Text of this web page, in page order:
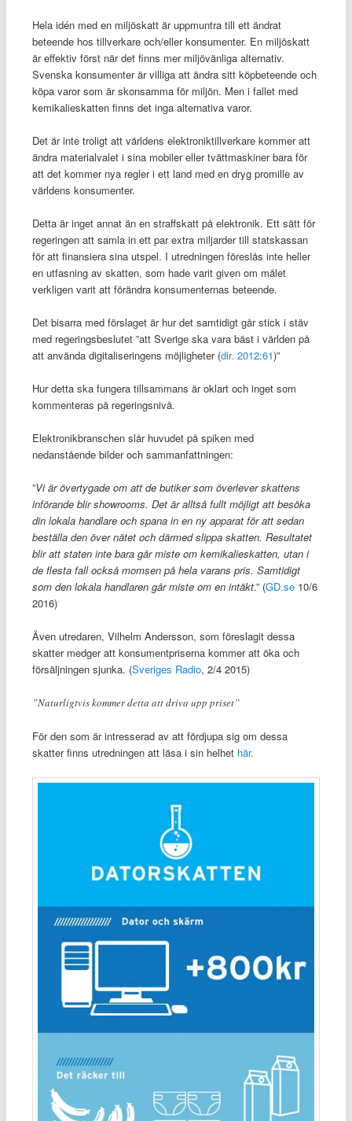
Hela idén med en miljöskatt är uppmuntra till ett ändrat
beteende hos tillverkare och/eller konsumenter. En miljöskatt
är effektiv först när det finns mer miljövänliga alternativ.
Svenska konsumenter är villiga att ändra sitt köpbeteende och
köpa varor som är skonsamma för miljön. Men i fallet med
kemikalieskatten finns det inga alternativa varor.
Det är inte troligt att världens elektroniktillverkare kommer att
ändra materialvalet i sina mobiler eller tvättmaskiner bara för
att det kommer nya regler i ett land med en dryg promille av
världens konsumenter.
Detta är inget annat än en straffskatt på elektronik. Ett sätt för
regeringen att samla in ett par extra miljarder till statskassan
för att finansiera sina utspel. I utredningen föreslås inte heller
en utfasning av skatten, som hade varit given om målet
verkligen varit att förändra konsumenternas beteende.
Det bisarra med förslaget är hur det samtidigt går stick i stäv
med regeringsbeslutet ”att Sverige ska vara bäst i världen på
att använda digitaliseringens möjligheter (dir. 2012:61)”
Hur detta ska fungera tillsammans är oklart och inget som
kommenteras på regeringsnivå.
Elektronikbranschen slår huvudet på spiken med
nedanstående bilder och sammanfattningen:
”Vi är övertygade om att de butiker som överlever skattens
införande blir showrooms. Det är alltså fullt möjligt att besöka
din lokala handlare och spana in en ny apparat för att sedan
beställa den över nätet och därmed slippa skatten. Resultatet
blir att staten inte bara går miste om kemikalieskatten, utan i
de flesta fall också momsen på hela varans pris. Samtidigt
som den lokala handlaren går miste om en intäkt.” (GD.se10/6
2016)
Även utredaren, Vilhelm Andersson, som föreslagit dessa
skatter medger att konsumentpriserna kommer att öka och
försäljningen sjunka. (Sveriges Radio, 2/4 2015)
”Naturligtvis kommer detta att driva upp priset”
För den som är intresserad av att fördjupa sig om dessa
skatter finns utredningen att läsa i sin helhet här.